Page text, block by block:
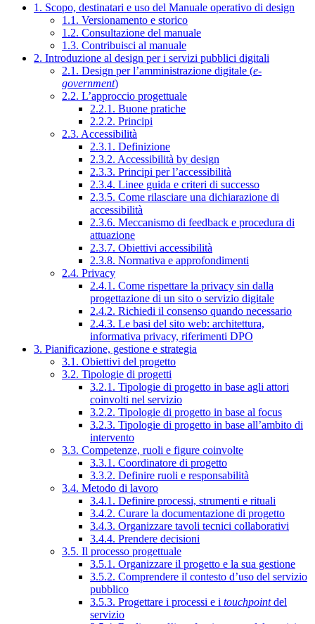
1. Scopo, destinatari e uso del Manuale operativo di design
1.1. Versionamento e storico
1.2. Consultazione del manuale
1.3. Contribuisci al manuale
2. Introduzione al design per i servizi pubblici digitali
2.1. Design per l’amministrazione digitale (e-
government)
2.2. L’approccio progettuale
2.2.1. Buone pratiche
2.2.2. Principi
2.3. Accessibilità
2.3.1. Definizione
2.3.2. Accessibilità by design
2.3.3. Principi per l’accessibilità
2.3.4. Linee guida e criteri di successo
2.3.5. Come rilasciare una dichiarazione di
accessibilità
2.3.6. Meccanismo di feedback e procedura di
attuazione
2.3.7. Obiettivi accessibilità
2.3.8. Normativa e approfondimenti
2.4. Privacy
2.4.1. Come rispettare la privacy sin dalla
progettazione di un sito o servizio digitale
2.4.2. Richiedi il consenso quando necessario
2.4.3. Le basi del sito web: architettura,
informativa privacy, riferimenti DPO
3. Pianificazione, gestione e strategia
3.1. Obiettivi del progetto
3.2. Tipologie di progetti
3.2.1. Tipologie di progetto in base agli attori
coinvolti nel servizio
3.2.2. Tipologie di progetto in base al focus
3.2.3. Tipologie di progetto in base all’ambito di
intervento
3.3. Competenze, ruoli e figure coinvolte
3.3.1. Coordinatore di progetto
3.3.2. Definire ruoli e responsabilità
3.4. Metodo di lavoro
3.4.1. Definire processi, strumenti e rituali
3.4.2. Curare la documentazione di progetto
3.4.3. Organizzare tavoli tecnici collaborativi
3.4.4. Prendere decisioni
3.5. Il processo progettuale
3.5.1. Organizzare il progetto e la sua gestione
3.5.2. Comprendere il contesto d’uso del servizio
pubblico
3.5.3. Progettare i processi e i touchpointdel
servizio